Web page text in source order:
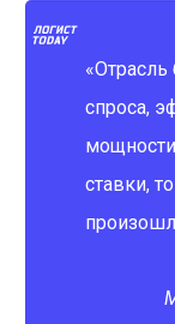
«Отрасль
спроса,
ставки,